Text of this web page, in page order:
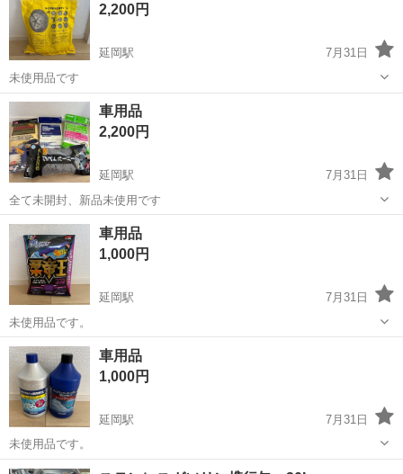
のシート製造◇ ＊クリー...
2,200円
延岡駅
7月31日
未使用品です
宮崎 延岡市 延岡駅
車用品
2,200円
延岡駅
7月31日
全て未開封、新品未使用です
宮崎 延岡市 延岡駅
車用品
1,000円
延岡駅
7月31日
未使用品です。
宮崎 延岡市 延岡駅
車用品
1,000円
延岡駅
7月31日
未使用品です。
宮崎 延岡市 メンテナンス用品